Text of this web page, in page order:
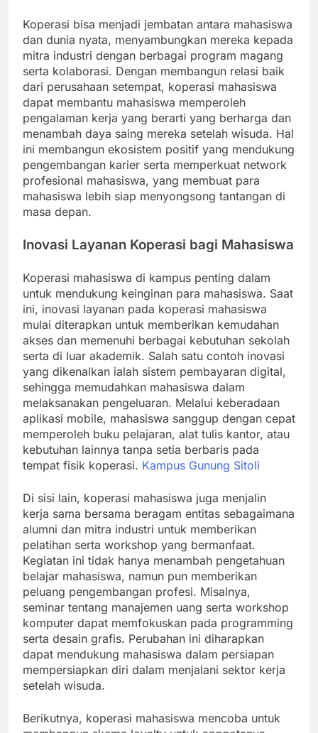
Koperasi bisa menjadi jembatan antara mahasiswa
dan dunia nyata, menyambungkan mereka kepada
mitra industri dengan berbagai program magang
serta kolaborasi. Dengan membangun relasi baik
dari perusahaan setempat, koperasi mahasiswa
dapat membantu mahasiswa memperoleh
pengalaman kerja yang berarti yang berharga dan
menambah daya saing mereka setelah wisuda. Hal
ini membangun ekosistem positif yang mendukung
pengembangan karier serta memperkuat network
profesional mahasiswa, yang membuat para
mahasiswa lebih siap menyongsong tantangan di
masa depan.
Inovasi Layanan Koperasi bagi Mahasiswa
Koperasi mahasiswa di kampus penting dalam
untuk mendukung keinginan para mahasiswa. Saat
ini, inovasi layanan pada koperasi mahasiswa
mulai diterapkan untuk memberikan kemudahan
akses dan memenuhi berbagai kebutuhan sekolah
serta di luar akademik. Salah satu contoh inovasi
yang dikenalkan ialah sistem pembayaran digital,
sehingga memudahkan mahasiswa dalam
melaksanakan pengeluaran. Melalui keberadaan
aplikasi mobile, mahasiswa sanggup dengan cepat
memperoleh buku pelajaran, alat tulis kantor, atau
kebutuhan lainnya tanpa setia berbaris pada
tempat fisik koperasi. Kampus Gunung Sitoli
Di sisi lain, koperasi mahasiswa juga menjalin
kerja sama bersama beragam entitas sebagaimana
alumni dan mitra industri untuk memberikan
pelatihan serta workshop yang bermanfaat.
Kegiatan ini tidak hanya menambah pengetahuan
belajar mahasiswa, namun pun memberikan
peluang pengembangan profesi. Misalnya,
seminar tentang manajemen uang serta workshop
komputer dapat memfokuskan pada programming
serta desain grafis. Perubahan ini diharapkan
dapat mendukung mahasiswa dalam persiapan
mempersiapkan diri dalam menjalani sektor kerja
setelah wisuda.
Berikutnya, koperasi mahasiswa mencoba untuk